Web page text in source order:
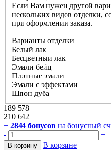
Если Вам нужен другой
нескольких видов отделки,
при оформлении заказа.
Варианты отделки
Белый лак
Бесцветный лак
Эмали бейц
Плотные эмали
Эмали с эффектами
Шпон дуба
189 578
210 642
+ 2844 бонусов на бонусный
-
+
В корзину
В корзине